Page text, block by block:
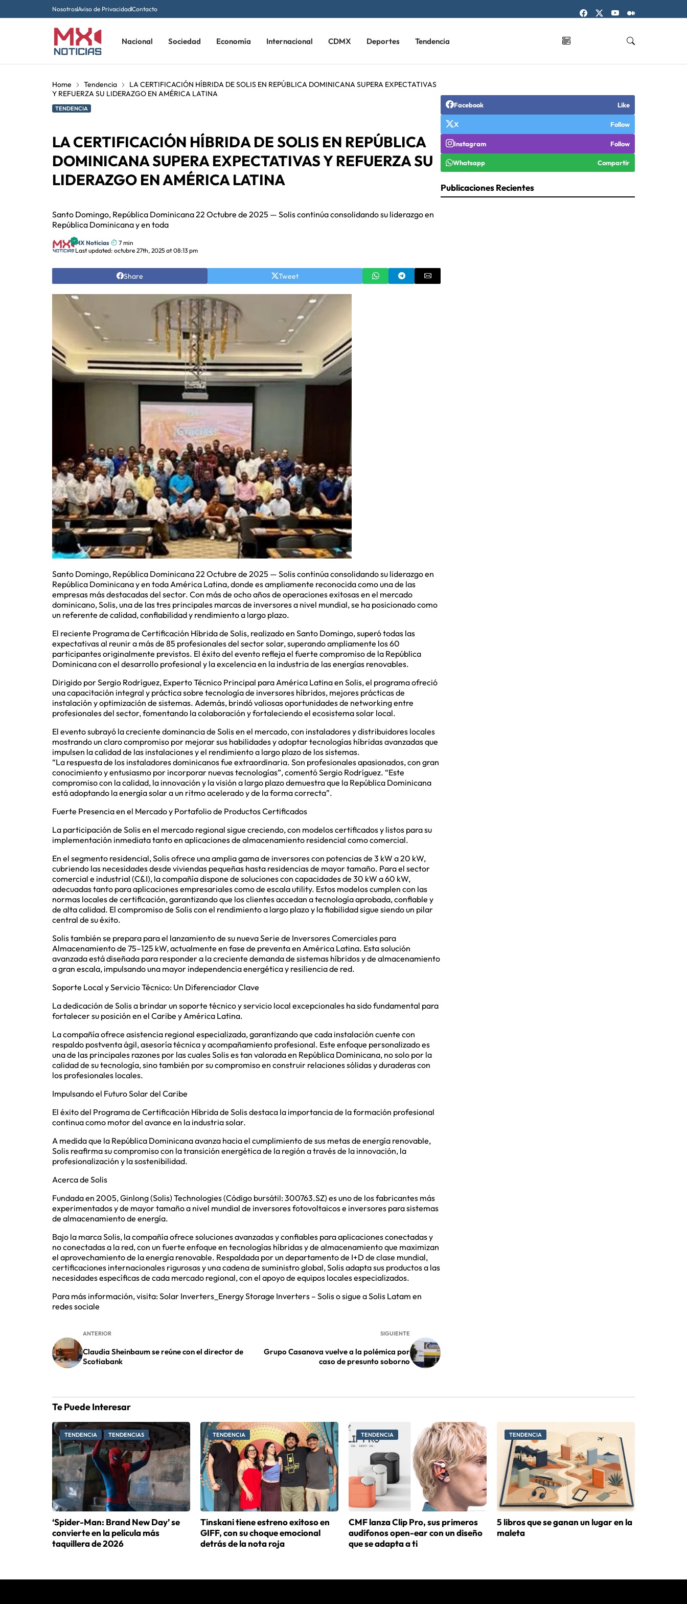
NosotrosAviso de PrivacidadContacto
Nacional Sociedad Economía Internacional CDMX Deportes Tendencia
Home Tendencia
LA CERTIFICACIÓN HÍBRIDA DE SOLIS EN REPÚBLICA DOMINICANA SUPERA EXPECTATIVAS
Y REFUERZA SU LIDERAZGO EN AMÉRICA LATINA
TENDENCIA
LA CERTIFICACIÓN HÍBRIDA DE SOLIS EN REPÚBLICA
DOMINICANA SUPERA EXPECTATIVAS Y REFUERZA SU
LIDERAZGO EN AMÉRICA LATINA
Santo Domingo, República Dominicana 22 Octubre de 2025 — Solis continúa consolidando su liderazgo en
República Dominicana y en toda
MX Noticias
7 min
Last updated: octubre 27th, 2025 at 08:13 pm
Share Tweet
Santo Domingo, República Dominicana 22 Octubre de 2025 — Solis continúa consolidando su liderazgo en
República Dominicana y en toda América Latina, donde es ampliamente reconocida como una de las
empresas más destacadas del sector. Con más de ocho años de operaciones exitosas en el mercado
dominicano, Solis, una de las tres principales marcas de inversores a nivel mundial, se ha posicionado como
un referente de calidad, confiabilidad y rendimiento a largo plazo.
El reciente Programa de Certificación Híbrida de Solis, realizado en Santo Domingo, superó todas las
expectativas al reunir a más de 85 profesionales del sector solar, superando ampliamente los 60
participantes originalmente previstos. El éxito del evento refleja el fuerte compromiso de la República
Dominicana con el desarrollo profesional y la excelencia en la industria de las energías renovables.
Dirigido por Sergio Rodríguez, Experto Técnico Principal para América Latina en Solis, el programa ofreció
una capacitación integral y práctica sobre tecnología de inversores híbridos, mejores prácticas de
instalación y optimización de sistemas. Además, brindó valiosas oportunidades de networking entre
profesionales del sector, fomentando la colaboración y fortaleciendo el ecosistema solar local.
El evento subrayó la creciente dominancia de Solis en el mercado, con instaladores y distribuidores locales
mostrando un claro compromiso por mejorar sus habilidades y adoptar tecnologías híbridas avanzadas que
impulsen la calidad de las instalaciones y el rendimiento a largo plazo de los sistemas.
“La respuesta de los instaladores dominicanos fue extraordinaria. Son profesionales apasionados, con gran
conocimiento y entusiasmo por incorporar nuevas tecnologías”, comentó Sergio Rodríguez. “Este
compromiso con la calidad, la innovación y la visión a largo plazo demuestra que la República Dominicana
está adoptando la energía solar a un ritmo acelerado y de la forma correcta”.
Fuerte Presencia en el Mercado y Portafolio de Productos Certificados
La participación de Solis en el mercado regional sigue creciendo, con modelos certificados y listos para su
implementación inmediata tanto en aplicaciones de almacenamiento residencial como comercial.
En el segmento residencial, Solis ofrece una amplia gama de inversores con potencias de 3 kW a 20 kW,
cubriendo las necesidades desde viviendas pequeñas hasta residencias de mayor tamaño. Para el sector
comercial e industrial (C&I), la compañía dispone de soluciones con capacidades de 30 kW a 60 kW,
adecuadas tanto para aplicaciones empresariales como de escala utility. Estos modelos cumplen con las
normas locales de certificación, garantizando que los clientes accedan a tecnología aprobada, confiable y
de alta calidad. El compromiso de Solis con el rendimiento a largo plazo y la fiabilidad sigue siendo un pilar
central de su éxito.
Solis también se prepara para el lanzamiento de su nueva Serie de Inversores Comerciales para
Almacenamiento de 75–125 kW, actualmente en fase de preventa en América Latina. Esta solución
avanzada está diseñada para responder a la creciente demanda de sistemas híbridos y de almacenamiento
a gran escala, impulsando una mayor independencia energética y resiliencia de red.
Soporte Local y Servicio Técnico: Un Diferenciador Clave
La dedicación de Solis a brindar un soporte técnico y servicio local excepcionales ha sido fundamental para
fortalecer su posición en el Caribe y América Latina.
La compañía ofrece asistencia regional especializada, garantizando que cada instalación cuente con
respaldo postventa ágil, asesoría técnica y acompañamiento profesional. Este enfoque personalizado es
una de las principales razones por las cuales Solis es tan valorada en República Dominicana, no solo por la
calidad de su tecnología, sino también por su compromiso en construir relaciones sólidas y duraderas con
los profesionales locales.
Impulsando el Futuro Solar del Caribe
El éxito del Programa de Certificación Híbrida de Solis destaca la importancia de la formación profesional
continua como motor del avance en la industria solar.
A medida que la República Dominicana avanza hacia el cumplimiento de sus metas de energía renovable,
Solis reafirma su compromiso con la transición energética de la región a través de la innovación, la
profesionalización y la sostenibilidad.
Acerca de Solis
Fundada en 2005, Ginlong (Solis) Technologies (Código bursátil: 300763.SZ) es uno de los fabricantes más
experimentados y de mayor tamaño a nivel mundial de inversores fotovoltaicos e inversores para sistemas
de almacenamiento de energía.
Bajo la marca Solis, la compañía ofrece soluciones avanzadas y confiables para aplicaciones conectadas y
no conectadas a la red, con un fuerte enfoque en tecnologías híbridas y de almacenamiento que maximizan
el aprovechamiento de la energía renovable. Respaldada por un departamento de I+D de clase mundial,
certificaciones internacionales rigurosas y una cadena de suministro global, Solis adapta sus productos a las
necesidades específicas de cada mercado regional, con el apoyo de equipos locales especializados.
Para más información, visita: Solar Inverters_Energy Storage Inverters – Solis o sigue a Solis Latam en
redes sociale
ANTERIOR
Claudia Sheinbaum se reúne con el director de
Scotiabank
SIGUIENTE
Grupo Casanova vuelve a la polémica por
caso de presunto soborno
Facebook Like
X Follow
Instagram Follow
Whatsapp Compartir
Publicaciones Recientes
Te Puede Interesar
TENDENCIA TENDENCIAS
‘Spider-Man: Brand New Day’ se
convierte en la película más
taquillera de 2026
TENDENCIA
Tinskani tiene estreno exitoso en
GIFF, con su choque emocional
detrás de la nota roja
TENDENCIA
CMF lanza Clip Pro, sus primeros
audífonos open-ear con un diseño
que se adapta a ti
TENDENCIA
5 libros que se ganan un lugar en la
maleta